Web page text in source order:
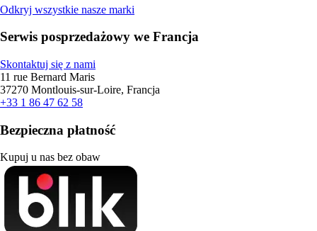
Odkryj wszystkie nasze marki
Serwis posprzedażowy we Francja
Skontaktuj się z nami
11 rue Bernard Maris
37270 Montlouis-sur-Loire, Francja
+33 1 86 47 62 58
Bezpieczna płatność
Kupuj u nas bez obaw